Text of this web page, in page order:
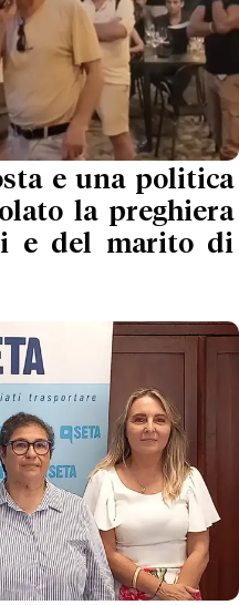
e una politica
la preghiera
e del marito di